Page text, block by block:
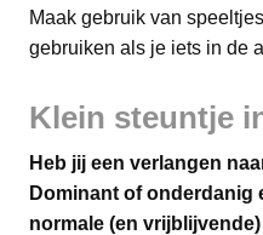
Maak gebruik van
gebruiken als je iets in de
Klein steuntje
Heb jij een verlangen
Dominant of onderdanig
normale (en